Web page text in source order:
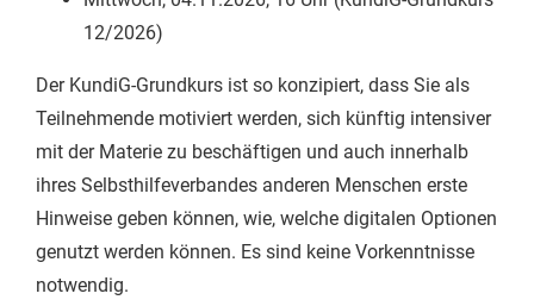
12/2026)
Der KundiG-Grundkurs ist so konzipiert, dass Sie als
Teilnehmende motiviert werden, sich künftig intensiver
mit der Materie zu beschäftigen und auch innerhalb
ihres Selbsthilfeverbandes anderen Menschen erste
Hinweise geben können, wie, welche digitalen Optionen
genutzt werden können. Es sind keine Vorkenntnisse
notwendig.